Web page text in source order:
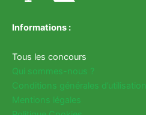
Informations :
Tous les concours
Qui sommes-nous ?
Conditions générales d’utilisation
Mentions légales